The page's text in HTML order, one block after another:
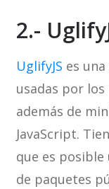
2.-
UglifyJS es
usadas por
además de
JavaScript.
que es
de paquetes